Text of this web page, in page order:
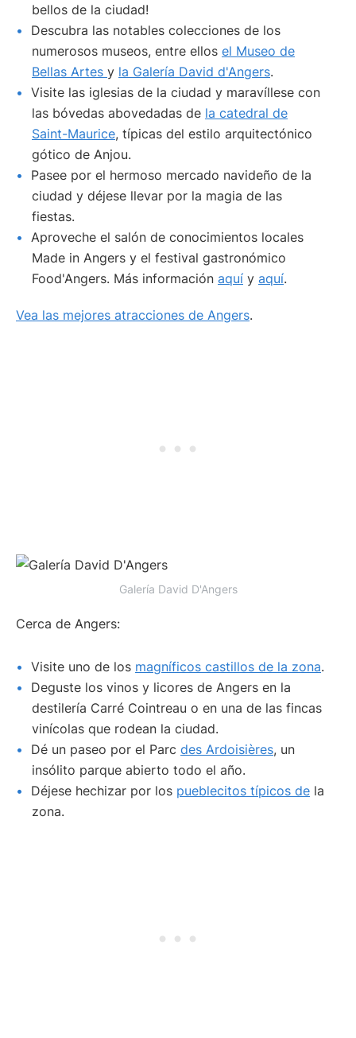
bellos de la ciudad!
Descubra las notables colecciones de los
numerosos museos, entre ellos el Museo de
Bellas Artes y la Galería David d'Angers.
Visite las iglesias de la ciudad y maravíllese con
las bóvedas abovedadas de la catedral de
Saint-Maurice, típicas del estilo arquitectónico
gótico de Anjou.
Pasee por el hermoso mercado navideño de la
ciudad y déjese llevar por la magia de las
fiestas.
Aproveche el salón de conocimientos locales
Made in Angers y el festival gastronómico
Food'Angers. Más información aquí y aquí.
Vea las mejores atracciones de Angers.
Galería David D'Angers
Cerca de Angers:
Visite uno de los magníficos castillos de la zona.
Deguste los vinos y licores de Angers en la
destilería Carré Cointreau o en una de las fincas
vinícolas que rodean la ciudad.
Dé un paseo por el Parc des Ardoisières, un
insólito parque abierto todo el año.
Déjese hechizar por los pueblecitos típicos de la
zona.